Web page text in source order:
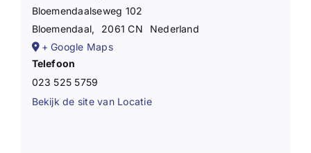
Bloemendaalseweg 102
Bloemendaal, 2061 CN
Nederland
+ Google Maps
Telefoon
023 525 5759
Bekijk de site van Locatie